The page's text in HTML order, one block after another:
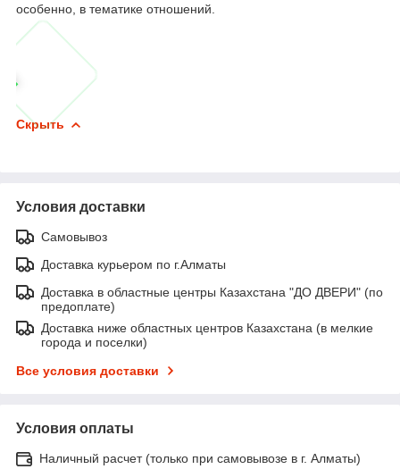
особенно, в тематике отношений.
Скрыть
Условия доставки
Самовывоз
Доставка курьером по г.Алматы
Доставка в областные центры Казахстана "ДО ДВЕРИ" (по
предоплате)
Доставка ниже областных центров Казахстана (в мелкие
города и поселки)
Все условия доставки
Условия оплаты
Наличный расчет (только при самовывозе в г. Алматы)